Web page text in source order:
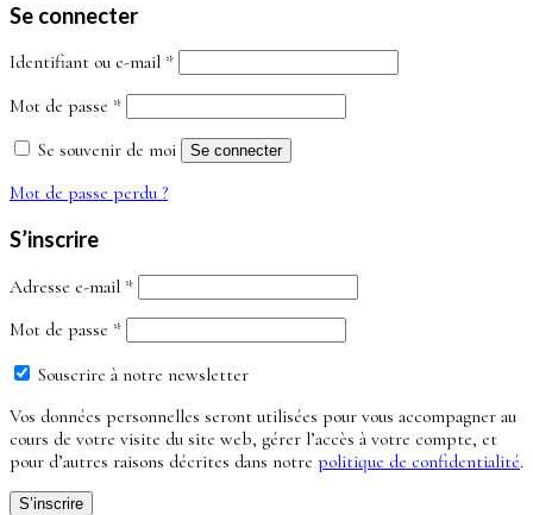
Se connecter
Identifiant ou e-mail *Obligatoire
Mot de passe *Obligatoire
Se souvenir de moi Se connecter
Mot de passe perdu ?
S’inscrire
Adresse e-mail *Obligatoire
Mot de passe *Obligatoire
Souscrire à notre newsletter
Vos données personnelles seront utilisées pour vous accompagner au
cours de votre visite du site web, gérer l’accès à votre compte, et
pour d’autres raisons décrites dans notre politique de confidentialité.
S’inscrire